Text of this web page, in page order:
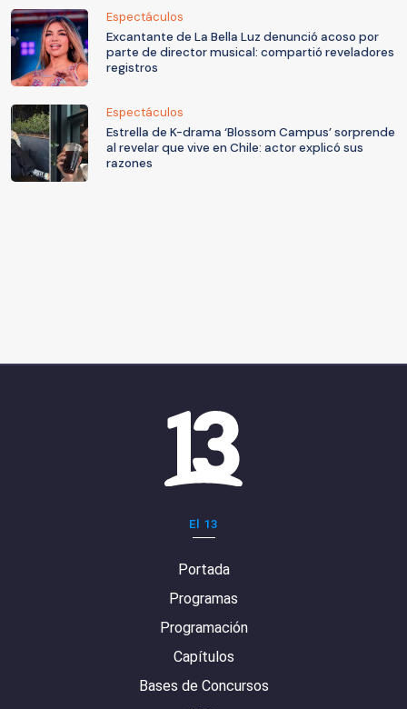
Espectáculos
Excantante de La Bella Luz denunció acoso por
parte de director musical: compartió reveladores
registros
Espectáculos
Estrella de K-drama ‘Blossom Campus’ sorprende
al revelar que vive en Chile: actor explicó sus
razones
El 13
Portada
Programas
Programación
Capítulos
Bases de Concursos